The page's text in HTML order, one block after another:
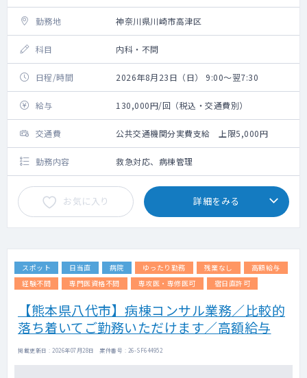
勤務地 神奈川県川崎市高津区
科目 内科・不問
日程/時間 2026年8月23日（日） 9:00～翌7:30
給与 130,000円/回（税込・交通費別）
交通費 公共交通機関分実費支給 上限5,000円
勤務内容 救急対応、病棟管理
お気に入り 詳細をみる
スポット 日当直 病院 ゆったり勤務 残業なし
高額給与
経験不問
専門医資格不問 専攻医・専修医可 宿日直許可
【熊本県八代市】病棟コンサル業務／比較的
落ち着いてご勤務いただけます／高額給与
掲載更新日 : 2026年07月28日 案件番号 : 26-SF644952